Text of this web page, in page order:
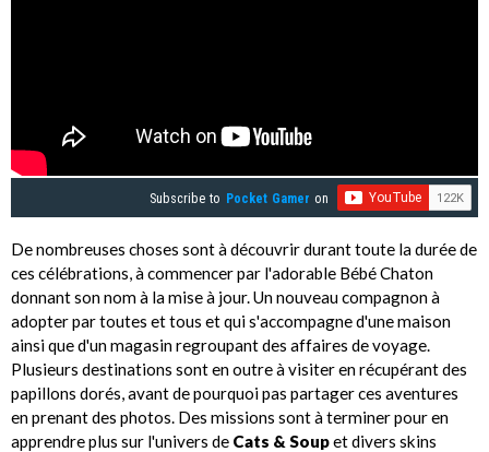
Subscribe to Pocket Gamer on
De nombreuses choses sont à découvrir durant toute la durée de
ces célébrations, à commencer par l'adorable Bébé Chaton
donnant son nom à la mise à jour. Un nouveau compagnon à
adopter par toutes et tous et qui s'accompagne d'une maison
ainsi que d'un magasin regroupant des affaires de voyage.
Plusieurs destinations sont en outre à visiter en récupérant des
papillons dorés, avant de pourquoi pas partager ces aventures
en prenant des photos. Des missions sont à terminer pour en
apprendre plus sur l'univers de Cats & Soupet divers skins